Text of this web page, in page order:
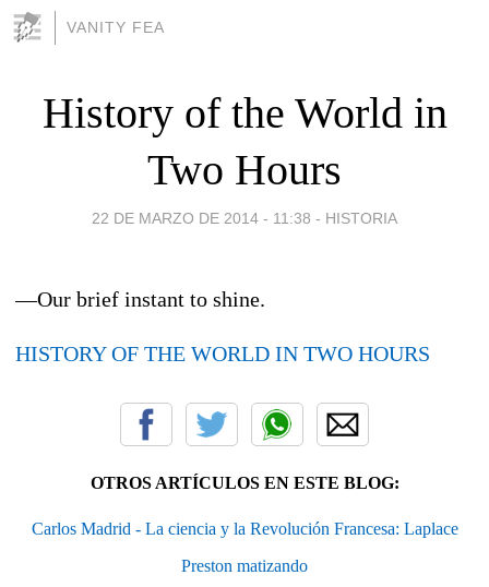
VANITY FEA
History of the World in
Two Hours
22 DE MARZO DE 2014 - 11:38 - HISTORIA
—Our brief instant to shine.
HISTORY OF THE WORLD IN TWO HOURS
OTROS ARTÍCULOS EN ESTE BLOG:
Carlos Madrid - La ciencia y la Revolución Francesa: Laplace
Preston matizando